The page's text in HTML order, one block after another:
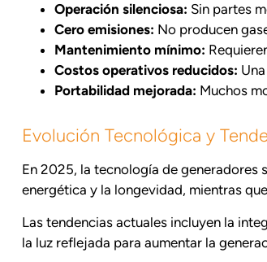
Operación silenciosa: Sin partes
Cero emisiones: No producen
Mantenimiento mínimo:
Costos operativos reducidos:
Portabilidad mejorada: Muchos
Evolución Tecnológica y
En 2025, la tecnología de generadores
energética y la longevidad, mientras
Las tendencias actuales incluyen la
la luz reflejada para aumentar la